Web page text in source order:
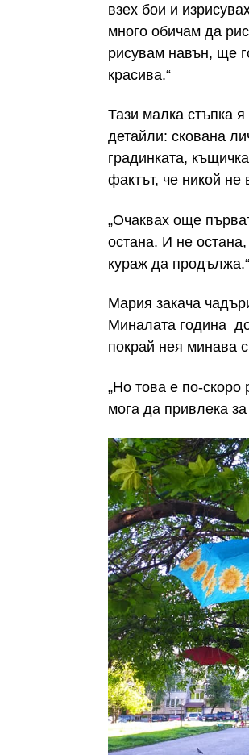
взех бои и
много обичам да
рисувам навън, ще
красива.“
Тази малка стъпка
детайли: скована
градинката,
фактът, че никой не
„Очаквах още
остана. И не
кураж да продължа.“
Мария закача
Миналата година
покрай нея минава
„Но това е по-
мога да привлека за